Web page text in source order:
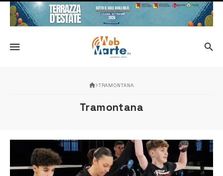
TRAMONTANA
Tramontana